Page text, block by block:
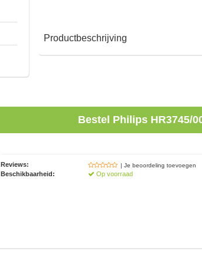
Productbeschrijving
Bestel Philips HR3745/
Reviews: | Je beoordeling toevoegen
Beschikbaarheid: Op voorraad